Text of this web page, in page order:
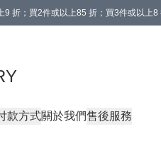
9 折；買2件或以上85 折；買3件或以上
款方式關於我們售後服務